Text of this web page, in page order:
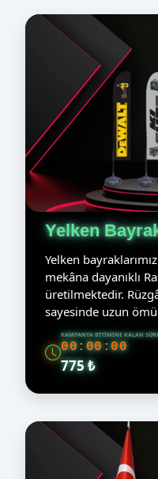
Yelken
Yelken
mekâna dayanıklı
üretilmektedir.
sayesinde uzun
KAMPANYA BITIMINE KALAN
00:00:00
775 ₺